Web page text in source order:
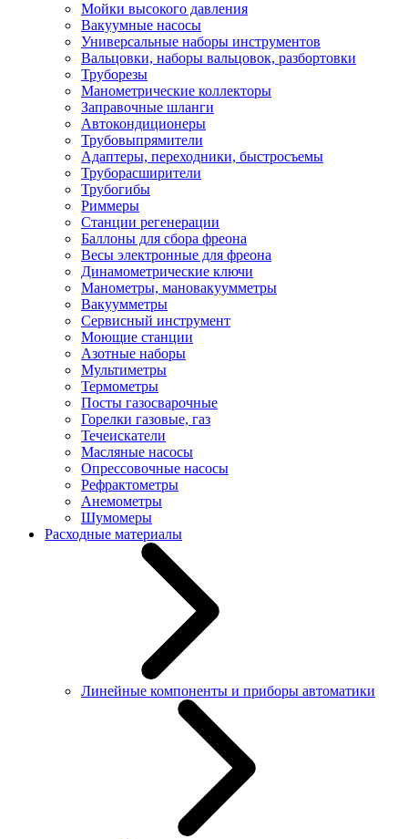
Мойки высокого давления
Вакуумные насосы
Универсальные наборы инструментов
Вальцовки, наборы вальцовок, разбортовки
Труборезы
Манометрические коллекторы
Заправочные шланги
Автокондиционеры
Трубовыпрямители
Адаптеры, переходники, быстросъемы
Труборасширители
Трубогибы
Риммеры
Станции регенерации
Баллоны для сбора фреона
Весы электронные для фреона
Динамометрические ключи
Манометры, мановакуумметры
Вакуумметры
Сервисный инструмент
Моющие станции
Азотные наборы
Мультиметры
Термометры
Посты газосварочные
Горелки газовые, газ
Течеискатели
Масляные насосы
Опрессовочные насосы
Рефрактометры
Анемометры
Шумомеры
Расходные материалы
Линейные компоненты и приборы автоматики